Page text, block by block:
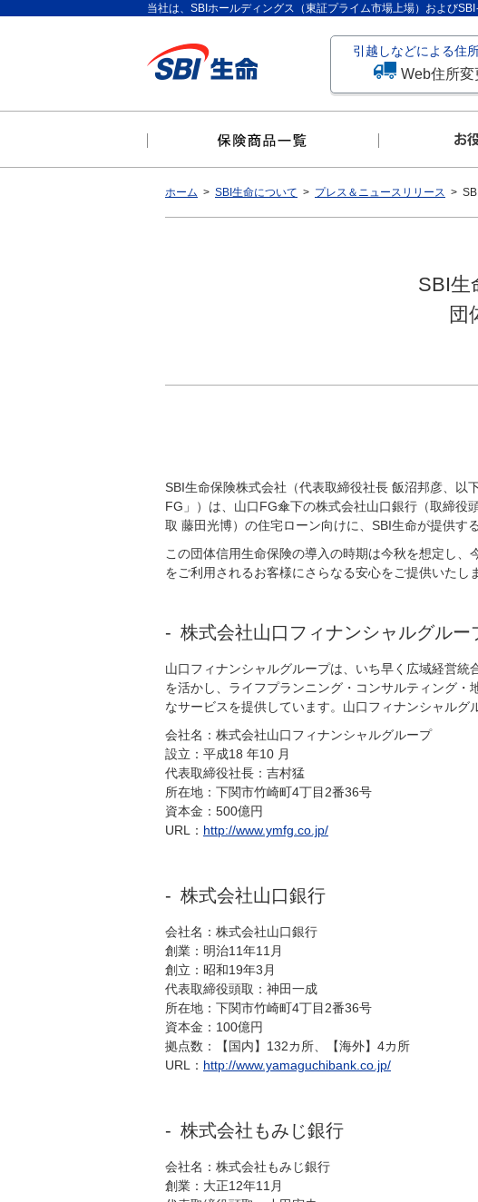
当社は、SBIホールディングス（東証プライム市場上場）および
引越しなどによる住
Web住所変
ホーム SBI生命について プレス＆ニュースリリース
SBI生
団
SBI生命保険株式会社（代表取締役社長 飯沼邦彦、以
FG」）は、山口FG傘下の株式会社山口銀行（取締役
取 藤田光博）の住宅ローン向けに、SBI生命が提供す
この団体信用生命保険の導入の時期は今秋を想定し
をご利用されるお客様にさらなる安心をご提供いたし
株式会社山口フィナンシャルグルー
山口フィナンシャルグループは、いち早く広域経営
を活かし、ライフプランニング・コンサルティング
なサービスを提供しています。山口フィナンシャルグ
会社名：株式会社山口フィナンシャルグループ
設立：平成18 年10 月
代表取締役社長：吉村猛
所在地：下関市竹崎町4丁目2番36号
資本金：500億円
URL： http://www.ymfg.co.jp/
株式会社山口銀行
会社名：株式会社山口銀行
創業：明治11年11月
創立：昭和19年3月
代表取締役頭取：神田一成
所在地：下関市竹崎町4丁目2番36号
資本金：100億円
拠点数：【国内】132カ所、【海外】4カ所
URL： http://www.yamaguchibank.co.jp/
株式会社もみじ銀行
会社名：株式会社もみじ銀行
創業：大正12年11月